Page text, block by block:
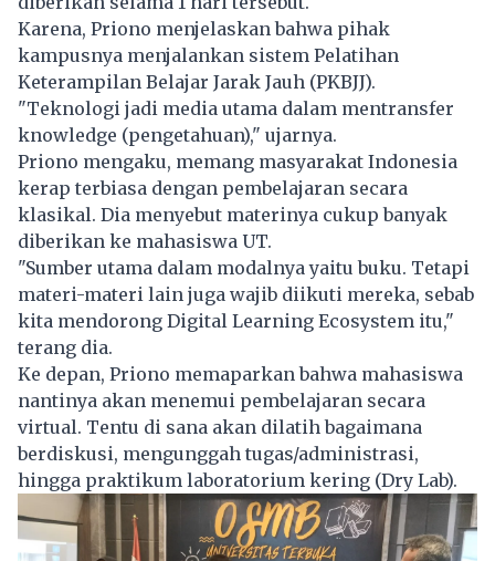
Karena, Priono menjelaskan bahwa pihak
kampusnya menjalankan sistem Pelatihan
Keterampilan Belajar Jarak Jauh (PKBJJ).
"Teknologi jadi media utama dalam mentransfer
knowledge (pengetahuan)," ujarnya.
Priono mengaku, memang masyarakat Indonesia
kerap terbiasa dengan pembelajaran secara
klasikal. Dia menyebut materinya cukup banyak
diberikan ke mahasiswa UT.
"Sumber utama dalam modalnya yaitu buku. Tetapi
materi-materi lain juga wajib diikuti mereka, sebab
kita mendorong Digital Learning Ecosystem itu,"
terang dia.
Ke depan, Priono memaparkan bahwa mahasiswa
nantinya akan menemui pembelajaran secara
virtual. Tentu di sana akan dilatih bagaimana
berdiskusi, mengunggah tugas/administrasi,
hingga praktikum laboratorium kering (Dry Lab).